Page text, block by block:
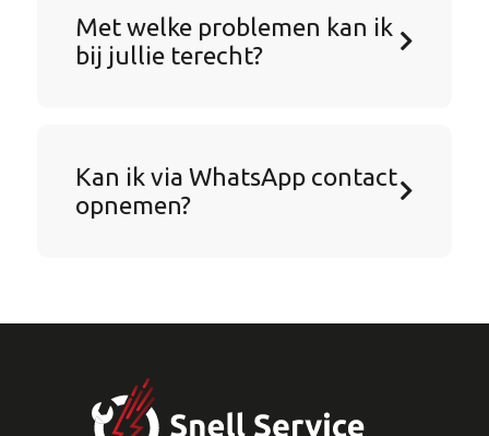
Met welke problemen kan ik
bij jullie terecht?
Kan ik via WhatsApp contact
opnemen?